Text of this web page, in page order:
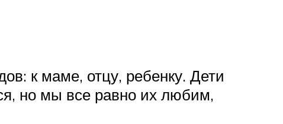
к маме, отцу, ребенку. Дети
но мы все равно их любим,